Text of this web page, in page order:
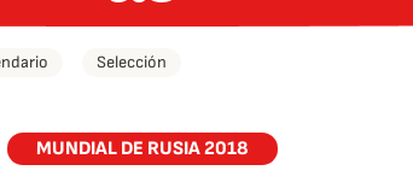
Selección
MUNDIAL DE RUSIA 2018